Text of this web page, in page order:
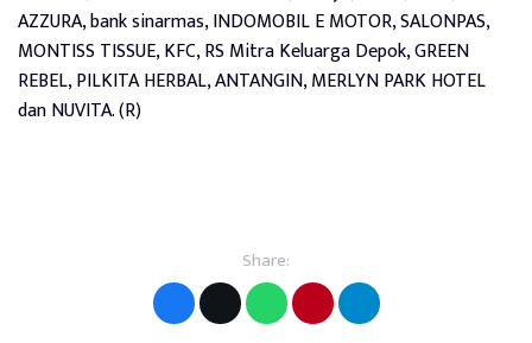
AZZURA, bank sinarmas, INDOMOBIL E MOTOR, SALONPAS,
MONTISS TISSUE, KFC, RS Mitra Keluarga Depok, GREEN
REBEL, PILKITA HERBAL, ANTANGIN, MERLYN PARK HOTEL
dan NUVITA. (R)
Share: